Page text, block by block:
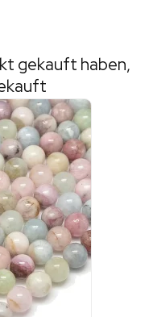
gekauft haben,